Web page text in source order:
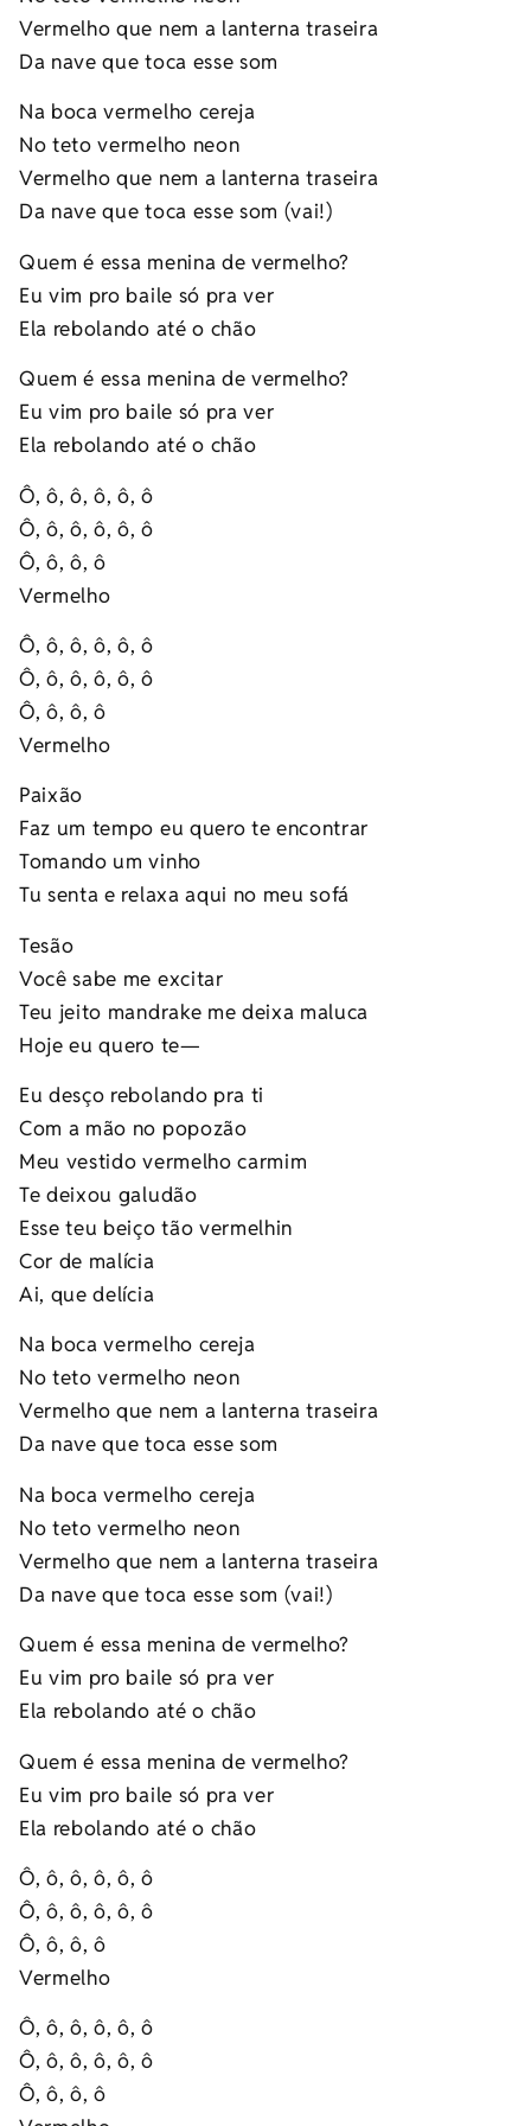
Vermelho que nem a lanterna traseira
Da nave que toca esse som
Na boca vermelho cereja
No teto vermelho neon
Vermelho que nem a lanterna traseira
Da nave que toca esse som (vai!)
Quem é essa menina de vermelho?
Eu vim pro baile só pra ver
Ela rebolando até o chão
Quem é essa menina de vermelho?
Eu vim pro baile só pra ver
Ela rebolando até o chão
Ô, ô, ô, ô, ô, ô
Ô, ô, ô, ô, ô, ô
Ô, ô, ô, ô
Vermelho
Ô, ô, ô, ô, ô, ô
Ô, ô, ô, ô, ô, ô
Ô, ô, ô, ô
Vermelho
Paixão
Faz um tempo eu quero te encontrar
Tomando um vinho
Tu senta e relaxa aqui no meu sofá
Tesão
Você sabe me excitar
Teu jeito mandrake me deixa maluca
Hoje eu quero te—
Eu desço rebolando pra ti
Com a mão no popozão
Meu vestido vermelho carmim
Te deixou galudão
Esse teu beiço tão vermelhin
Cor de malícia
Ai, que delícia
Na boca vermelho cereja
No teto vermelho neon
Vermelho que nem a lanterna traseira
Da nave que toca esse som
Na boca vermelho cereja
No teto vermelho neon
Vermelho que nem a lanterna traseira
Da nave que toca esse som (vai!)
Quem é essa menina de vermelho?
Eu vim pro baile só pra ver
Ela rebolando até o chão
Quem é essa menina de vermelho?
Eu vim pro baile só pra ver
Ela rebolando até o chão
Ô, ô, ô, ô, ô, ô
Ô, ô, ô, ô, ô, ô
Ô, ô, ô, ô
Vermelho
Ô, ô, ô, ô, ô, ô
Ô, ô, ô, ô, ô, ô
Ô, ô, ô, ô